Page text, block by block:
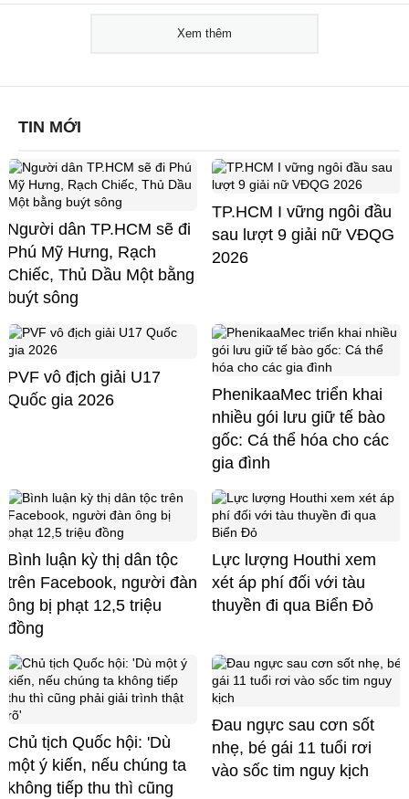
Xem thêm
TIN MỚI
Người dân TP.HCM sẽ đi
Phú Mỹ Hưng, Rạch
Chiếc, Thủ Dầu Một bằng
buýt sông
TP.HCM I vững ngôi đầu
sau lượt 9 giải nữ VĐQG
2026
PVF vô địch giải U17
Quốc gia 2026
PhenikaaMec triển khai
nhiều gói lưu giữ tế bào
gốc: Cá thể hóa cho các
gia đình
Bình luận kỳ thị dân tộc
trên Facebook, người đàn
ông bị phạt 12,5 triệu
đồng
Lực lượng Houthi xem
xét áp phí đối với tàu
thuyền đi qua Biển Đỏ
Chủ tịch Quốc hội: 'Dù
một ý kiến, nếu chúng ta
không tiếp thu thì cũng
Đau ngực sau cơn sốt
nhẹ, bé gái 11 tuổi rơi
vào sốc tim nguy kịch